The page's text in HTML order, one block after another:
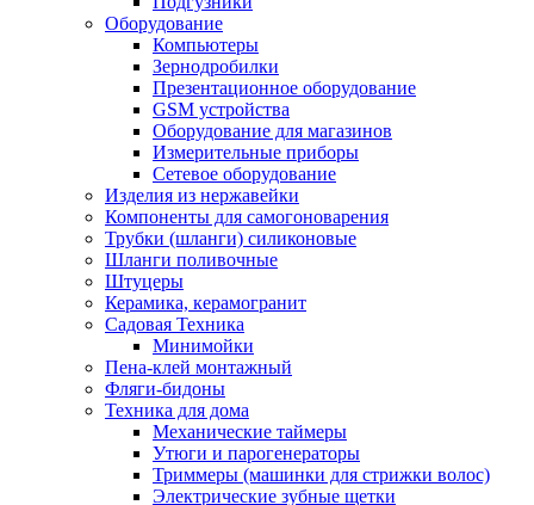
Оборудование
Компьютеры
Зернодробилки
Презентационное оборудование
GSM устройства
Оборудование для магазинов
Измерительные приборы
Сетевое оборудование
Изделия из нержавейки
Компоненты для самогоноварения
Трубки (шланги) силиконовые
Шланги поливочные
Штуцеры
Керамика, керамогранит
Садовая Техника
Минимойки
Пена-клей монтажный
Фляги-бидоны
Техника для дома
Механические таймеры
Утюги и парогенераторы
Триммеры (машинки для стрижки волос)
Электрические зубные щетки